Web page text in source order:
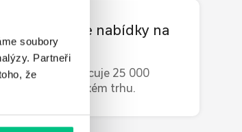
soubory
Partneři
že
kontrolujeme nabídky na
vyhodnocuje 25 000
hypoték na českém trhu.